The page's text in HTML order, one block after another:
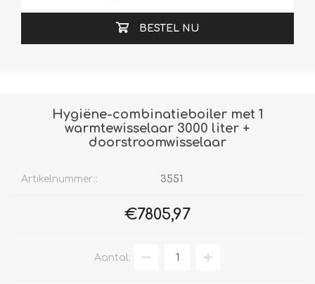
BESTEL NU
Hygiëne-combinatieboiler met 1
warmtewisselaar 3000 liter +
doorstroomwisselaar
Artikelnummer:: 3551
€7805,97
Aantal: